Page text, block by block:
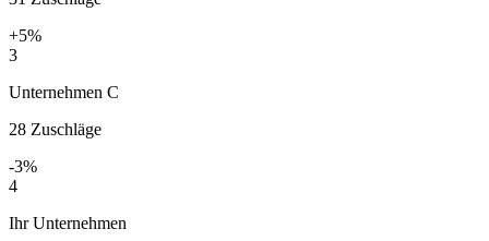
+5%
3
Unternehmen C
28 Zuschläge
-3%
4
Ihr Unternehmen